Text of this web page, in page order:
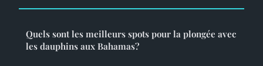
Quels sont les meilleurs spots pour la plongée avec
les dauphins aux Bahamas?